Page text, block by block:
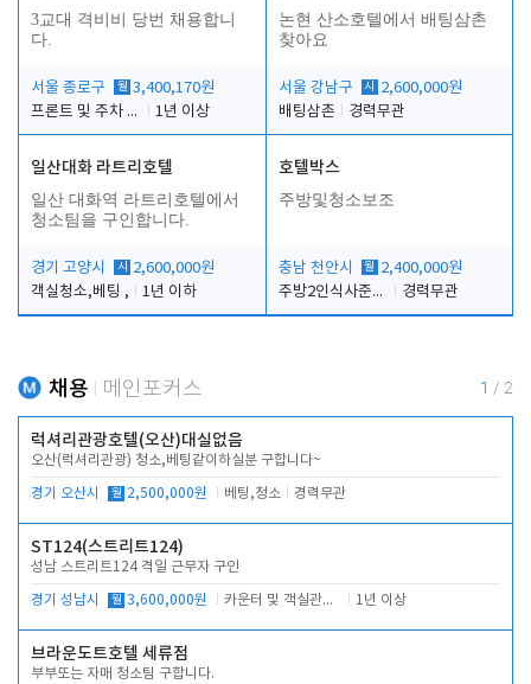
3교대 격비비 당번 채용합니
다.
서울 종로구 월 3,400,170원
프론트 및 주차 객실관리
1년 이상
논현 산소호텔에서 배팅삼촌
찾아요
서울 강남구 시
2,600,000원
배팅삼촌
경력무관
일산대화 라트리호텔
일산 대화역 라트리호텔에서
청소팀을 구인합니다.
경기 고양시 시
2,600,000원
객실청소,베팅 ,
1년 이하
호텔박스
주방및청소보조
충남 천안시 월 2,400,000원
주방2인식사준비및청소린렌보조
경력무관
채용 메인포커스 1 / 2
럭셔리관광호텔(오산)대실없음
오산(럭셔리관광) 청소,베팅같이하실분 구합니다~
경기 오산시 월 2,500,000원 베팅,청소 경력무관
ST124(스트리트124)
성남 스트리트124 격일 근무자 구인
경기 성남시 월 3,600,000원 카운터 및 객실관리 전반 1년 이상
브라운도트호텔 세류점
부부또는 자매 청소팀 구합니다.